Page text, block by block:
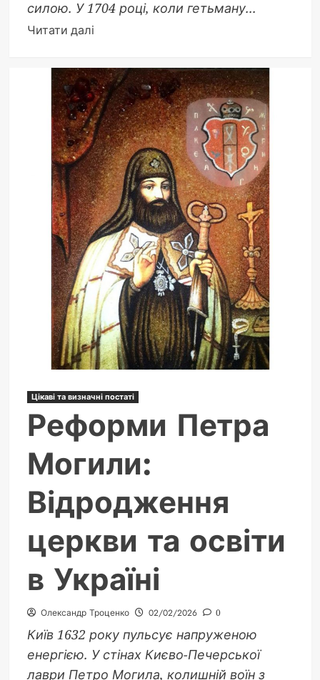
силою. У 1704 році, коли гетьману...
Читати даліДокладніше
У
кого
закохався
Мазепа:
пристрасті
гетьмана
за
межами
битв
Цікаві та визначні постаті
Реформи Петра
Могили:
Відродження
церкви та освіти
в Україні
Олександр Троценко 02/02/2026 0
Київ 1632 року пульсує напруженою
енергією. У стінах Києво-Печерської
лаври Петро Могила, колишній воїн з